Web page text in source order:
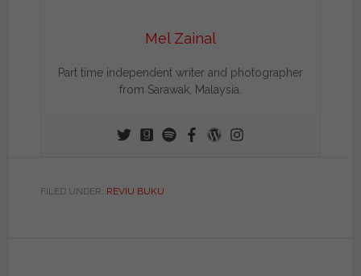
Mel Zainal
Part time independent writer and photographer
from Sarawak, Malaysia.
FILED UNDER: REVIU BUKU